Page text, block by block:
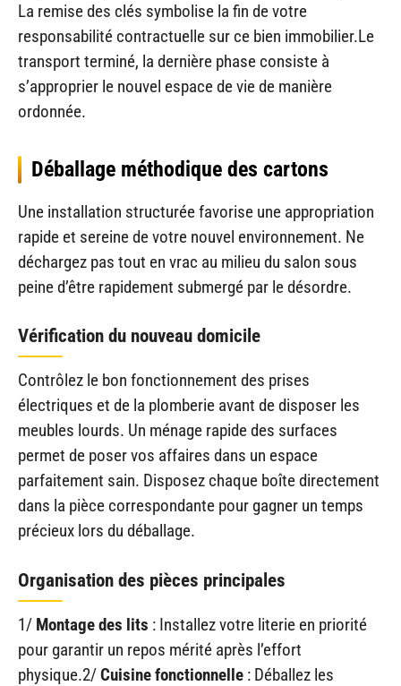
La remise des clés symbolise la fin de votre
responsabilité contractuelle sur ce bien immobilier.Le
transport terminé, la dernière phase consiste à
s’approprier le nouvel espace de vie de manière
ordonnée.
Déballage méthodique des cartons
Une installation structurée favorise une appropriation
rapide et sereine de votre nouvel environnement. Ne
déchargez pas tout en vrac au milieu du salon sous
peine d’être rapidement submergé par le désordre.
Vérification du nouveau domicile
Contrôlez le bon fonctionnement des prises
électriques et de la plomberie avant de disposer les
meubles lourds. Un ménage rapide des surfaces
permet de poser vos affaires dans un espace
parfaitement sain. Disposez chaque boîte directement
dans la pièce correspondante pour gagner un temps
précieux lors du déballage.
Organisation des pièces principales
1/ Montage des lits : Installez votre literie en priorité
pour garantir un repos mérité après l’effort
physique.2/Cuisine fonctionnelle : Déballez les